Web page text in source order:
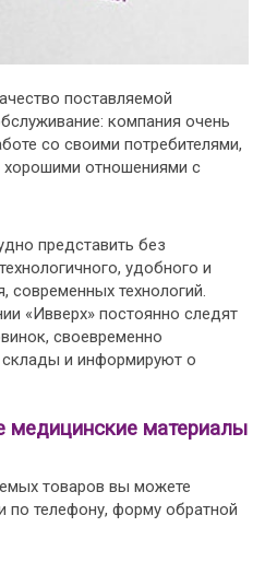
поставляемой
компания очень
со своими потребителями,
отношениями с
представить без
удобного и
современных технологий.
«Ивверх» постоянно следят
своевременно
и информируют о
медицинские материалы
товаров вы можете
по телефону, форму обратной